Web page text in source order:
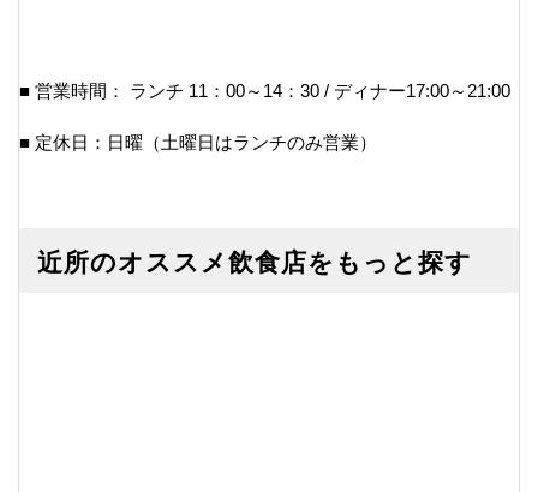
■ 営業時間： ランチ 11：00～14：30 / ディナー17:00～21:00
■ 定休日：日曜（土曜日はランチのみ営業）
近所のオススメ飲食店をもっと探す